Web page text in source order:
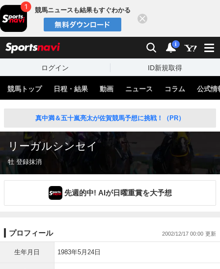
競馬ニュースも結果もすぐわかる
検索 通知
i
ログイン ID新規取得
競馬トップ 日程・結果 動画 ニュース コラム 公式情
真中満＆五十嵐亮太が佐賀競馬予想に挑戦！（PR）
リーガルシンセイ
牡 登録抹消
先週的中! AIが日曜重賞を大予想
プロフィール 2002/12/17 00:00
生年月日 1983年5月24日